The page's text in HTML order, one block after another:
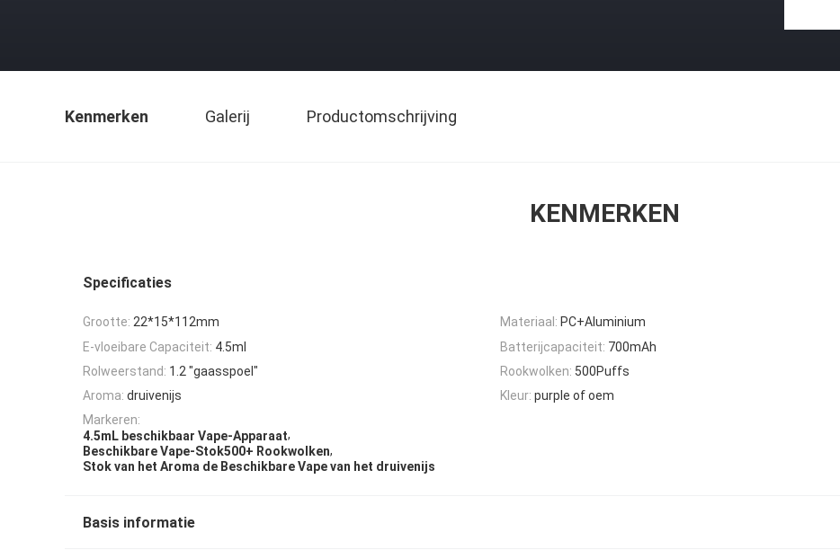
Kenmerken Galerij Productomschrijving
KENMERKEN
Specificaties
Grootte: 22*15*112mm Materiaal: PC+Aluminium
E-vloeibare Capaciteit: 4.5ml Batterijcapaciteit: 700mAh
Rolweerstand: 1.2 "gaasspoel" Rookwolken: 500Puffs
Aroma: druivenijs Kleur: purple of oem
Markeren:
4.5mL beschikbaar Vape-Apparaat,
Beschikbare Vape-Stok500+ Rookwolken,
Stok van het Aroma de Beschikbare Vape van het druivenijs
Basis informatie